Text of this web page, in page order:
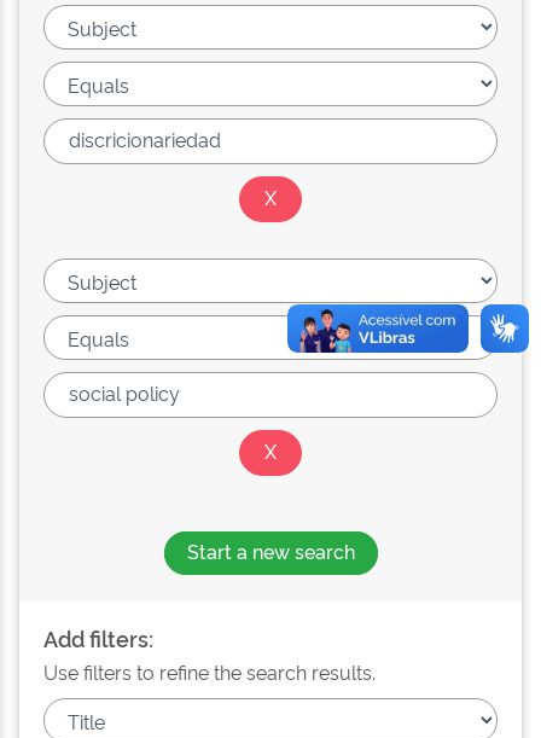
Start a new search
Add filters:
Use filters to refine the search results.